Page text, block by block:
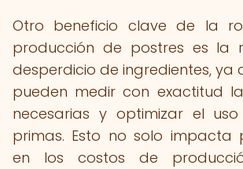
Otro beneficio clave de la
producción de postres es la
desperdicio de ingredientes, ya
pueden medir con exactitud
necesarias y optimizar el
primas. Esto no solo impacta
en los costos de